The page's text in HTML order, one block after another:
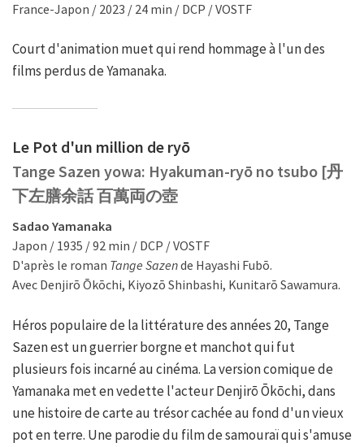
France-Japon / 2023 / 24 min / DCP / VOSTF
Court d'animation muet qui rend hommage à l'un des
films perdus de Yamanaka.
Le Pot d'un million de ryō
Tange Sazen yowa: Hyakuman-ryō no tsubo [丹
下左膳余話 百萬両の壺
Sadao Yamanaka
Japon / 1935 / 92 min / DCP / VOSTF
D'après le roman Tange Sazende Hayashi Fubō.
Avec Denjirō Ōkōchi, Kiyozō Shinbashi, Kunitarō Sawamura.
Héros populaire de la littérature des années 20, Tange
Sazen est un guerrier borgne et manchot qui fut
plusieurs fois incarné au cinéma. La version comique de
Yamanaka met en vedette l'acteur Denjirō Ōkōchi, dans
une histoire de carte au trésor cachée au fond d'un vieux
pot en terre. Une parodie du film de samouraï qui s'amuse